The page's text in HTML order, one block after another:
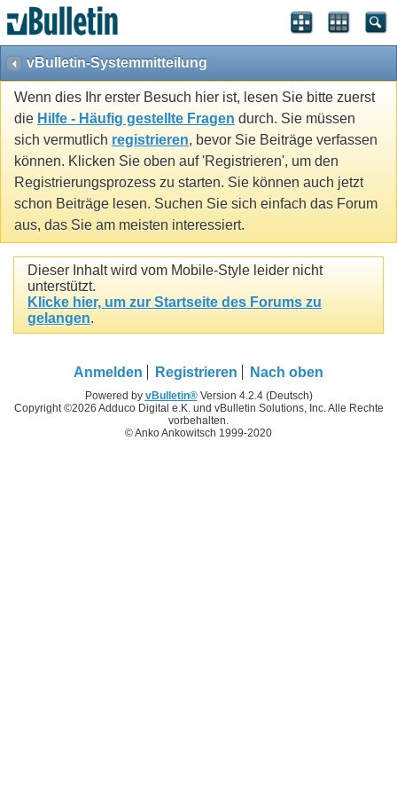
vBulletin-Systemmitteilung
Wenn dies Ihr erster Besuch hier ist, lesen Sie bitte zuerst
die Hilfe - Häufig gestellte Fragen durch. Sie müssen
sich vermutlich registrieren, bevor Sie Beiträge verfassen
können. Klicken Sie oben auf 'Registrieren', um den
Registrierungsprozess zu starten. Sie können auch jetzt
schon Beiträge lesen. Suchen Sie sich einfach das Forum
aus, das Sie am meisten interessiert.
Dieser Inhalt wird vom Mobile-Style leider nicht
unterstützt.
Klicke hier, um zur Startseite des Forums zu
gelangen.
Anmelden Registrieren Nach oben
Powered by vBulletin®Version 4.2.4 (Deutsch)
Copyright ©2026 Adduco Digital e.K. und vBulletin Solutions, Inc. Alle Rechte
vorbehalten.
© Anko Ankowitsch 1999-2020